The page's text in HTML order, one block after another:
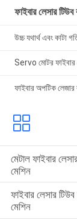
ফাইবার লেসার টিউব
উচ্চ যথার্থ এবং কাটা
Servo মোটর ফাইবার
ফাইবার অপটিক লেজার
মেটাল ফাইবার
মেশিন
ফাইবার লেসার
মেশিন